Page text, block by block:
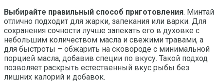
Выбирайте правильный способ приготовления. Минтай
отлично подходит для жарки, запекания или варки. Для
сохранения сочности лучше запекать его в духовке с
небольшим количеством масла и свежими травами, а
для быстроты – обжарить на сковороде с минимальной
порцией масла, добавив специи по вкусу. Такой подход
позволяет раскрыть естественный вкус рыбы без
лишних калорий и добавок.